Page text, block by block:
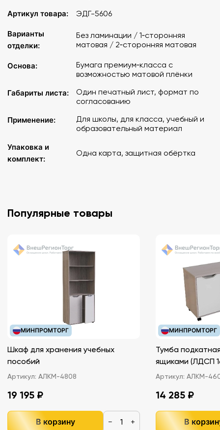
Артикул товара:
ЭДГ-5606
Варианты
отделки:
Без ламинации / 1‑сторонняя
матовая / 2‑сторонняя матовая
Основа:
Бумага премиум‑класса с
возможностью матовой плёнки
Габариты листа:
Один печатный лист, формат по
согласованию
Применение:
Для школы, для класса, учебный и
образовательный материал
Упаковка и
комплект:
Одна карта, защитная обёртка
Популярные товары
МИНПРОМТОРГ
Шкаф для хранения учебных
пособий
Артикул: АЛКМ-4808
19 195 ₽
В корзину − +
МИНПРОМТОРГ
Тумба
ящиками
Артикул: АЛКМ-
14 285 ₽
В